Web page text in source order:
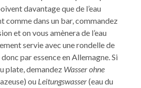
davantage que de l’eau
comme dans un bar, commandez
et on vous amènera de l’eau
servie avec une rondelle de
par essence en Allemagne. Si
plate, demandez Wasser ohne
ou Leitungswasser(eau du